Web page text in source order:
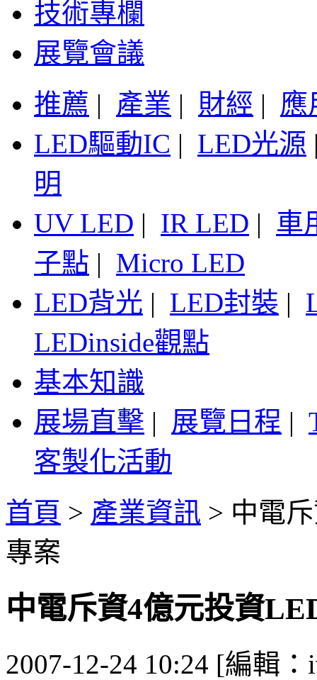
技術專欄
展覽會議
推薦 | 產業 | 財經 | 應
LED驅動IC | LED光源
明
UV LED | IR LED | 車
子點 | Micro LED
LED背光 | LED封裝 |
LEDinside觀點
基本知識
展場直擊 | 展覽日程 |
客製化活動
首頁 > 產業資訊 > 中電
專案
中電斥資4億元投資
2007-12-24 10:24 [編輯：